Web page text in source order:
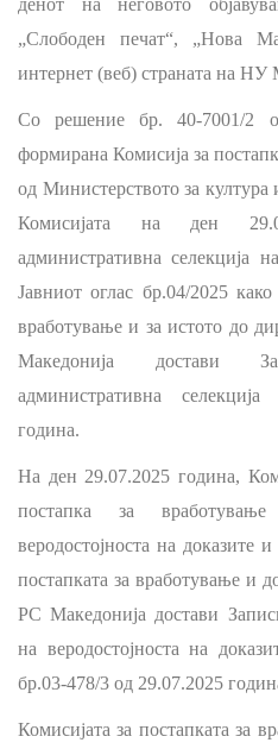
„Слободен печат“, „Нова
интернет (веб) страната на НУ
Со решение бр. 40-7001/2
формирана Комисија за
од Министерството за
Комисијата на ден
административна селекција
Јавниот оглас бр.04/2025
вработување и за истото до
Македонија достави
административна
година.
На ден 29.07.2025 година,
постапка за
веродостојноста на доказите
постапката за вработување и
РС Македонија достави
на веродостојноста на
бр.03-478/3 од 29.07.2025
Комисијата за постапката за